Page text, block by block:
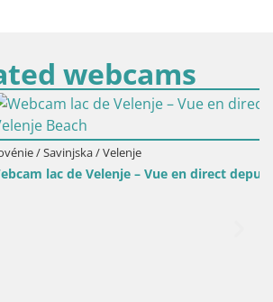
webcams
– Vue en direct depuis Velenje Beach